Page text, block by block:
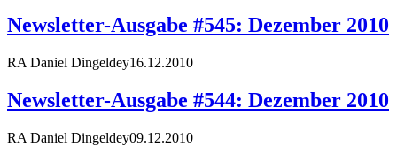
Newsletter-Ausgabe #545: Dezember 2010
RA Daniel Dingeldey16.12.2010
Newsletter-Ausgabe #544: Dezember 2010
RA Daniel Dingeldey09.12.2010